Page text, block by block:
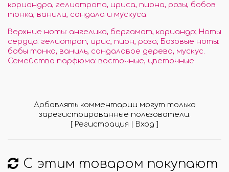
кориандра, гелиотропа, ириса, пиона, розы, бобов
тонка, ванили, сандала и мускуса.
Верхние ноты: ангелика, бергамот, кориандр; Ноты
сердца: гелиотроп, ирис, пион, роза; Базовые ноты:
бобы тонка, ваниль, сандаловое дерево, мускус.
Семейства парфюма: восточные, цветочные.
Добавлять комментарии могут только
зарегистрированные пользователи.
[ Регистрация | Вход ]
С этим товаром покупают